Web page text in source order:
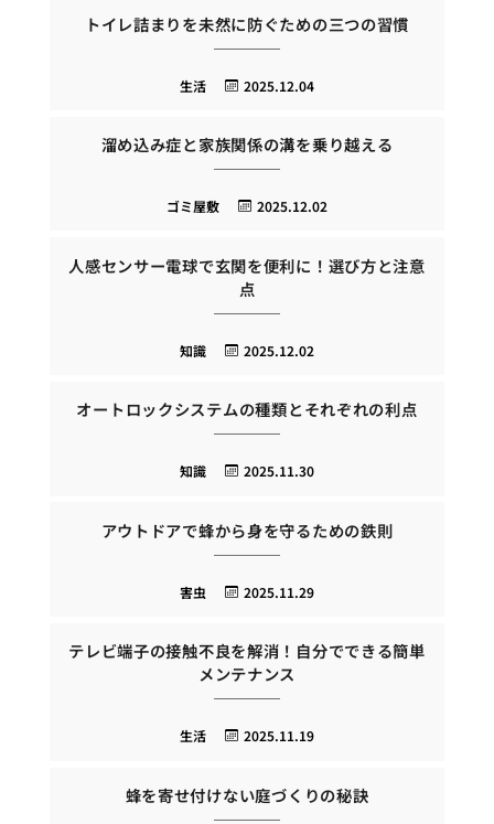
トイレ詰まりを未然に防ぐための三つの習慣
2025.12.04
生活
溜め込み症と家族関係の溝を乗り越える
2025.12.02
ゴミ屋敷
人感センサー電球で玄関を便利に！選び方と注意
点
2025.12.02
知識
オートロックシステムの種類とそれぞれの利点
2025.11.30
知識
アウトドアで蜂から身を守るための鉄則
2025.11.29
害虫
テレビ端子の接触不良を解消！自分でできる簡単
メンテナンス
2025.11.19
生活
蜂を寄せ付けない庭づくりの秘訣